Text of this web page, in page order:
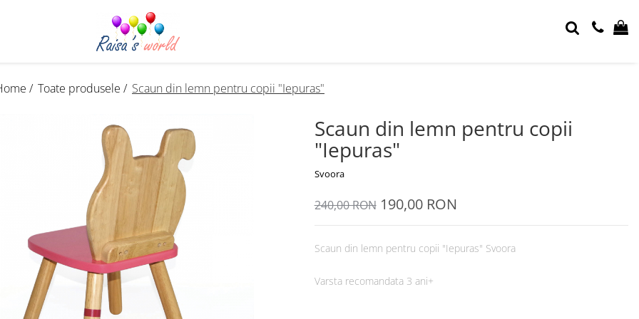
/ Toate produsele / Scaun din lemn pentru copii "Iepuras"
Scaun din lemn pentru copii
"Iepuras"
Svoora
240,00 RON 190,00 RON
Scaun din lemn pentru copii "Iepuras" Svoora
Varsta recomandata 3 ani+